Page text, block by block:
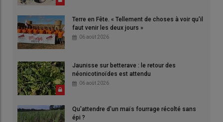
Terre en Fête. « Tellement de choses à voir qu'il
faut venir les deux jours »
06 août 2026
Jaunisse sur betterave : le retour des
néonicotinoïdes est attendu
06 août 2026
Qu'attendre d'un maïs fourrage récolté sans
épi ?